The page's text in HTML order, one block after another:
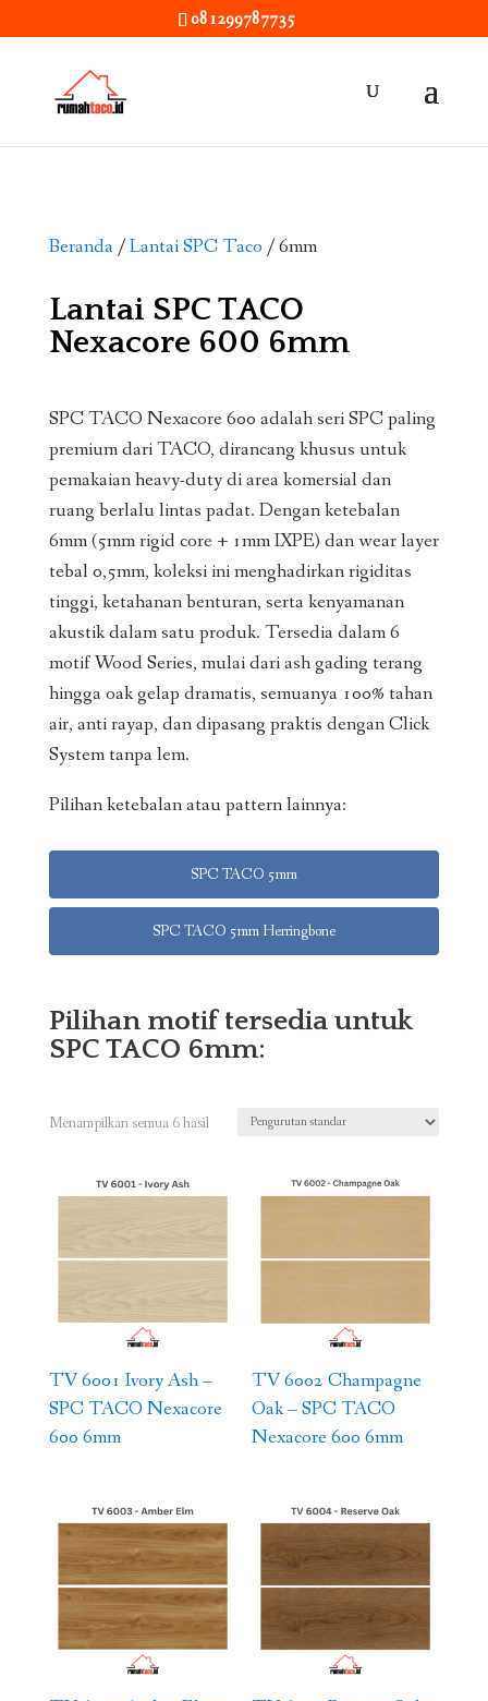
081299787735
Beranda/Lantai SPC Taco / 6mm
Lantai SPC TACO
Nexacore 600 6mm
SPC TACO Nexacore 600 adalah seri SPC paling
premium dari TACO, dirancang khusus untuk
pemakaian heavy-duty di area komersial dan
ruang berlalu lintas padat. Dengan ketebalan
6mm (5mm rigid core + 1mm IXPE) dan wear layer
tebal 0,5mm, koleksi ini menghadirkan rigiditas
tinggi, ketahanan benturan, serta kenyamanan
akustik dalam satu produk. Tersedia dalam 6
motif Wood Series, mulai dari ash gading terang
hingga oak gelap dramatis, semuanya 100% tahan
air, anti rayap, dan dipasang praktis dengan Click
System tanpa lem.
Pilihan ketebalan atau pattern lainnya:
SPC TACO 5mm
SPC TACO 5mm Herringbone
Pilihan motif tersedia untuk
SPC TACO 6mm:
Menampilkan semua 6 hasil
TV 6001 Ivory Ash –
SPC TACO Nexacore
600 6mm
TV 6002 Champagne
Oak – SPC TACO
Nexacore 600 6mm